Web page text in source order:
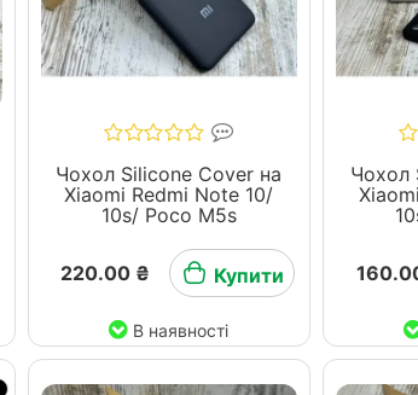
Чохол Silicone Cover на
Xiaomi Redmi Note 10/
10s/ Poco M5s
220.00 ₴ Купити
В наявності
Чохол